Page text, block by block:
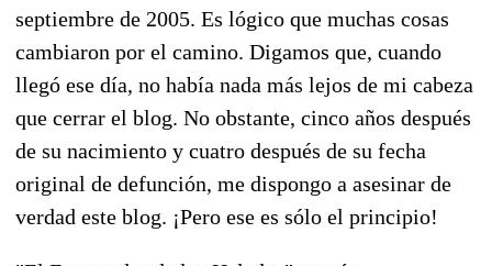
septiembre de 2005. Es lógico que muchas cosas
cambiaron por el camino. Digamos que, cuando
llegó ese día, no había nada más lejos de mi cabeza
que cerrar el blog. No obstante, cinco años después
de su nacimiento y cuatro después de su fecha
original de defunción, me dispongo a asesinar de
verdad este blog. ¡Pero ese es sólo el principio!